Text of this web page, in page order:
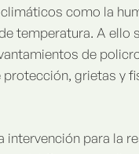
como la
temperatura. A ello
de
protección, grietas y
intervención para la